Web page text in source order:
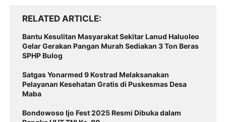
RELATED ARTICLE
Bantu Kesulitan Masyarakat Sekitar Lanud Haluoleo
Gelar Gerakan Pangan Murah Sediakan 3 Ton Beras
SPHP Bulog
Satgas Yonarmed 9 Kostrad Melaksanakan
Pelayanan Kesehatan Gratis di Puskesmas Desa
Maba
Bondowoso Ijo Fest 2025 Resmi Dibuka dalam